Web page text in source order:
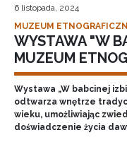
6 listopada, 2024
MUZEUM
WYSTAWA "W
MUZEUM
Wystawa „W babcinej
odtwarza wnętrze
wieku, umożliwiając
doświadczenie życia